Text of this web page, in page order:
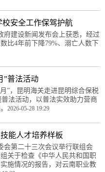
安全工作保驾护航
府建设新闻发布会上获悉，经过
比4年前下降79%、溺亡人数下
”普法活动
”，昆明海关走进昆明综合保税
法活动，以普法实效助力营商
2026-05-28 19:29
能人才培养样板
会第二十三次会议举行联组会
关于检查《中华人民共和国职
施情况的报告，对云南职业教